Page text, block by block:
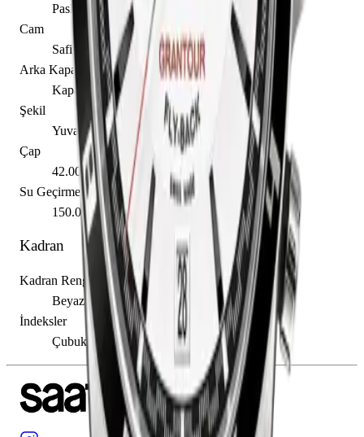
Paslanmaz Çelik
Cam
Safir
Arka Kapak
Kapalı
Şekil
Yuvarlak
Çap
42.00 mm
Su Geçirmezlik
150.00 m
Kadran
Kadran Rengi
Beyaz
İndeksler
Çubuk / Nokta